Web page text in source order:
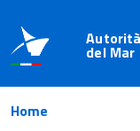
del
Home